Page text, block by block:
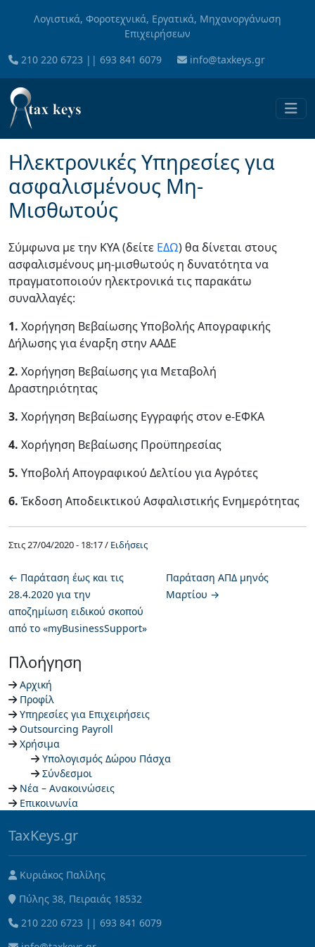
Λογιστικά, Φοροτεχνικά, Εργατικά, Μηχανοργάνωση
Επιχειρήσεων
210 220 6723 || 693 841 6079 info@taxkeys.gr
Πλοήγηση
Αρχική
Προφίλ
Υπηρεσίες για Επιχειρήσεις
Outsourcing Payroll
Χρήσιμα
Υπολογισμός Δώρου Πάσχα
Σύνδεσμοι
Νέα – Ανακοινώσεις
Επικοινωνία
Ηλεκτρονικές Υπηρεσίες για
ασφαλισμένους Μη-
Μισθωτούς
Σύμφωνα με την ΚΥΑ (δείτε ΕΔΩ) θα δίνεται στους
ασφαλισμένους μη-μισθωτούς η δυνατότητα να
πραγματοποιούν ηλεκτρονικά τις παρακάτω
συναλλαγές:
1. Χορήγηση Βεβαίωσης Υποβολής Απογραφικής
Δήλωσης για έναρξη στην ΑΑΔΕ
2. Χορήγηση Βεβαίωσης για Μεταβολή
Δραστηριότητας
3. Χορήγηση Βεβαίωσης Εγγραφής στον e-ΕΦΚΑ
4. Χορήγηση Βεβαίωσης Προϋπηρεσίας
5. Υποβολή Απογραφικού Δελτίου για Αγρότες
6. Έκδοση Αποδεικτικού Ασφαλιστικής Ενημερότητας
Στις27/04/2020 - 18:17 / Ειδήσεις
← Παράταση έως και τις
28.4.2020 για την
αποζημίωση ειδικού σκοπού
από το «myBusinessSupport»
Παράταση ΑΠΔ μηνός
Μαρτίου →
TaxKeys.gr
Κυριάκος Παλίλης
Πύλης 38, Πειραιάς 18532
210 220 6723 || 693 841 6079